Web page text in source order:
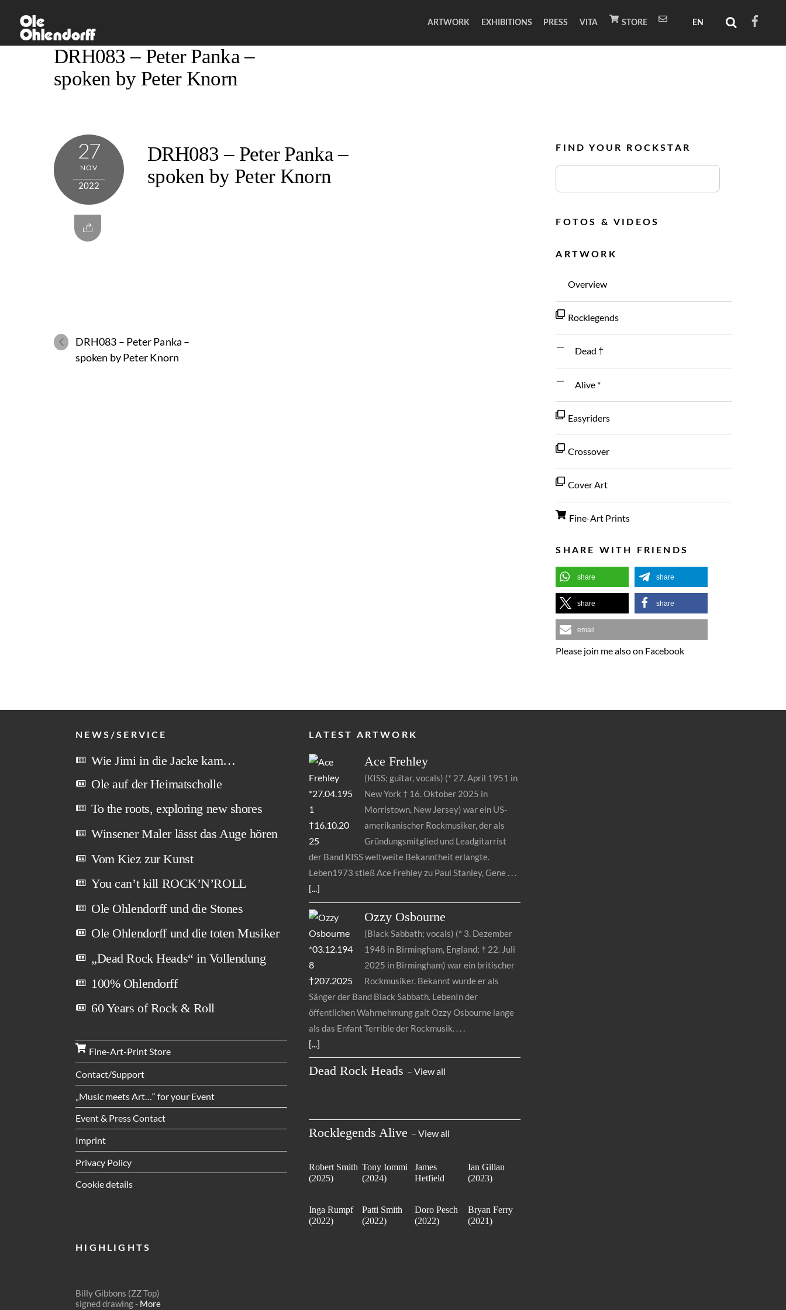
content
Ole
Ohlendorff
ARTWORK EXHIBITIONS PRESS VITA STORE
DRH083 – Peter Panka –
spoken by Peter Knorn
27
NOV
2022
DRH083 – Peter Panka –
spoken by Peter Knorn
DRH083 – Peter Panka –
spoken by Peter Knorn
FIND YOUR ROCKSTAR
FOTOS & VIDEOS
ARTWORK
Overview
Rocklegends
Dead †
Alive *
Easyriders
Crossover
Cover Art
Fine-Art Prints
SHARE WITH FRIENDS
share share
share share
email
Please join me also on Facebook
NEWS/SERVICE
Wie Jimi in die Jacke kam…
Ole auf der Heimatscholle
To the roots, exploring new shores
Winsener Maler lässt das Auge hören
Vom Kiez zur Kunst
You can’t kill ROCK’N’ROLL
Ole Ohlendorff und die Stones
Ole Ohlendorff und die toten Musiker
„Dead Rock Heads“ in Vollendung
100% Ohlendorff
60 Years of Rock & Roll
Fine-Art-Print Store
Contact/Support
„Music meets Art…“ for your Event
Event & Press Contact
Imprint
Privacy Policy
Cookie details
LATEST ARTWORK
AceFrehley
(KISS; guitar, vocals) (* 27. April 1951 in
New York † 16. Oktober 2025 in
Morristown, New Jersey) war ein US-
amerikanischer Rockmusiker, der als
Gründungsmitglied und Leadgitarrist
der Band KISS weltweite Bekanntheit erlangte.
Leben1973 stieß Ace Frehley zu Paul Stanley, Gene
[...]
Ozzy Osbourne
(Black Sabbath; vocals) (* 3. Dezember
1948 in Birmingham, England; † 22. Juli
2025 in Birmingham) war ein britischer
Rockmusiker. Bekannt wurde er als
Sänger der Band Black Sabbath. LebenIn der
öffentlichen Wahrnehmung galt Ozzy Osbourne lange
als das Enfant Terrible der Rockmusik.
[...]
Dead Rock Heads –View all
Rocklegends Alive –View all
Robert Smith
(2025)
Tony Iommi
(2024)
James
Hetfield
Ian Gillan
(2023)
Inga Rumpf
(2022)
Patti Smith
(2022)
Doro Pesch
(2022)
Bryan Ferry
(2021)
HIGHLIGHTS
Billy Gibbons (ZZ Top)
signed drawing - More